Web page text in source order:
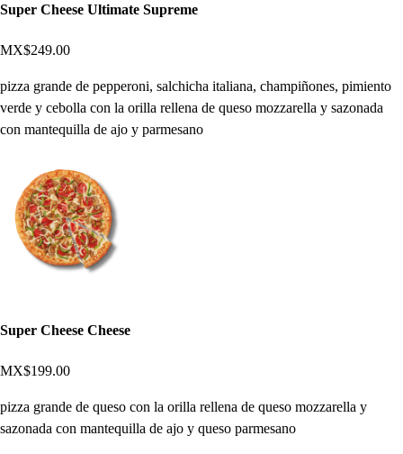
Super Cheese Ultimate Supreme
MX$249.00
pizza grande de pepperoni, salchicha italiana, champiñones, pimiento
verde y cebolla con la orilla rellena de queso mozzarella y sazonada
con mantequilla de ajo y parmesano
Super Cheese Cheese
MX$199.00
pizza grande de queso con la orilla rellena de queso mozzarella y
sazonada con mantequilla de ajo y queso parmesano